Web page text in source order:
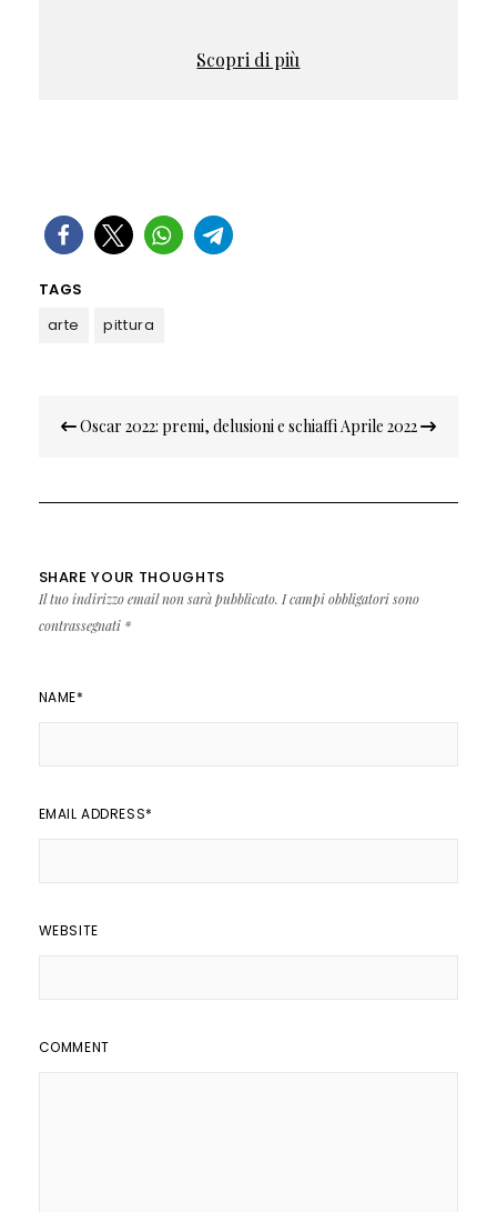
Scopri di più
TAGS
arte
pittura
Navigazione
Oscar 2022: premi, delusioni e schiaffi Aprile 2022
SHARE YOUR THOUGHTS
Il tuo indirizzo email non sarà pubblicato. I campi obbligatori sono
contrassegnati *
NAME*
EMAIL ADDRESS*
WEBSITE
COMMENT